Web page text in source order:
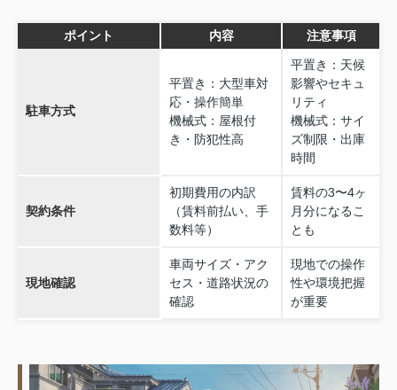
ポイント 内容 注意事項
駐車方式
平置き：大型車対
応・操作簡単
機械式：屋根付
き・防犯性高
平置き：天候
影響やセキュ
リティ
機械式：サイ
ズ制限・出庫
時間
契約条件
初期費用の内訳
（賃料前払い、手
数料等）
賃料の3〜4ヶ
月分になるこ
とも
現地確認
車両サイズ・アク
セス・道路状況の
確認
現地での操作
性や環境把握
が重要